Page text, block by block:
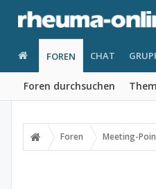
FOREN
Foren durchsuchen
CHAT
Foren Meeting-